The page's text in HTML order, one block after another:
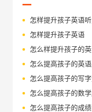
怎样提升孩子英语
怎样提升孩子英语
怎么样提升孩子的
怎么提高孩子的英
怎么提高孩子的写
怎么提高孩子的数
怎么提高孩子的成绩